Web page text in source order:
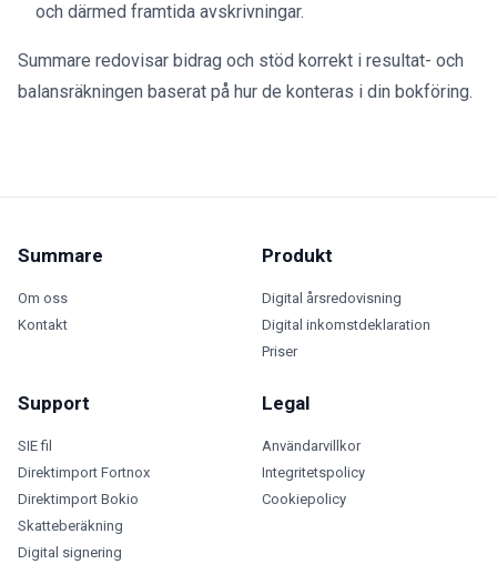
och därmed framtida avskrivningar.
Summare redovisar bidrag och stöd korrekt i resultat- och
balansräkningen baserat på hur de konteras i din bokföring.
Summare
Om oss
Kontakt
Produkt
Digital årsredovisning
Digital inkomstdeklaration
Priser
Support
SIE fil
Direktimport Fortnox
Direktimport Bokio
Skatteberäkning
Digital signering
Legal
Användarvillkor
Integritetspolicy
Cookiepolicy